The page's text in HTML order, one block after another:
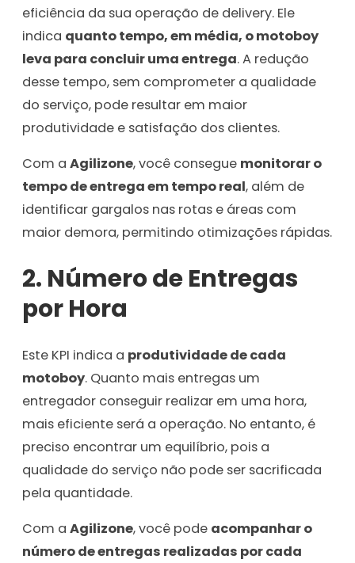
eficiência da sua operação de delivery. Ele
indica quanto tempo, em média, o motoboy
leva para concluir uma entrega. A redução
desse tempo, sem comprometer a qualidade
do serviço, pode resultar em maior
produtividade e satisfação dos clientes.
Com a Agilizone, você consegue monitorar o
tempo de entrega em tempo real, além de
identificar gargalos nas rotas e áreas com
maior demora, permitindo otimizações rápidas.
2. Número de Entregas
por Hora
Este KPI indica a produtividade de cada
motoboy. Quanto mais entregas um
entregador conseguir realizar em uma hora,
mais eficiente será a operação. No entanto, é
preciso encontrar um equilíbrio, pois a
qualidade do serviço não pode ser sacrificada
pela quantidade.
Com a Agilizone, você pode acompanhar o
número de entregas realizadas por cada